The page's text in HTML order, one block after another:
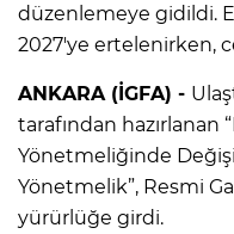
düzenlemeye gidildi.
2027'ye ertelenirken,
ANKARA (İGFA) -
tarafından hazırlanan
Yönetmeliğinde
Yönetmelik”, Resmi
yürürlüğe girdi.